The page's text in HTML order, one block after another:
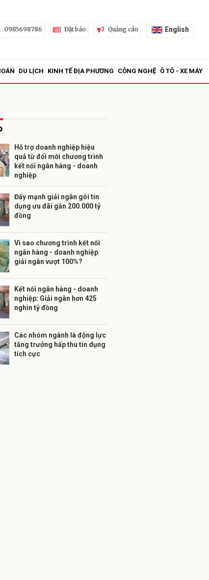
0985698786 Đặt báo Quảng cáo English
DU LỊCH KINH TẾ ĐỊA PHƯƠNG CÔNG NGHỆ Ô TÔ - XE MÁY
Hỗ trợ doanh nghiệp hiệu
quả từ đổi mới chương trình
kết nối ngân hàng - doanh
nghiệp
Đẩy mạnh giải ngân gói tín
dụng ưu đãi gần 200.000 tỷ
đồng
Vì sao chương trình kết nối
ngân hàng - doanh nghiệp
giải ngân vượt 100%?
Kết nối ngân hàng - doanh
nghiệp: Giải ngân hơn 425
nghìn tỷ đồng
Các nhóm ngành là động lực
tăng trưởng hấp thu tín dụng
tích cực